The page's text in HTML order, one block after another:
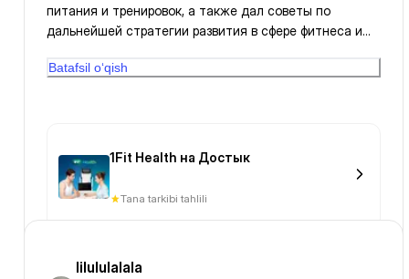
питания и тренировок, а также дал советы по
дальнейшей стратегии развития в сфере фитнеса и
профессионализм!
Batafsil o‘qish
1Fit Health на Достык
Tana tarkibi tahlili
lilululalala